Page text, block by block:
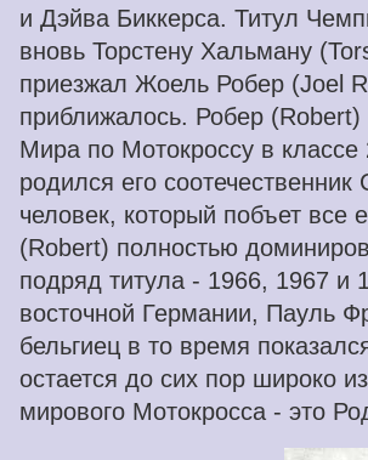
и Дэйва Биккерса. Титул
вновь Торстену Хальману
приезжал Жоель Робер (Joel
приближалось. Робер
Мира по Мотокроссу в классе
родился его
человек, который побъет все
(Robert) полностью
подряд титула - 1966, 1967 и
восточной Германии, Пауль
бельгиец в то время
остается до сих пор широко
мирового Мотокросса - это